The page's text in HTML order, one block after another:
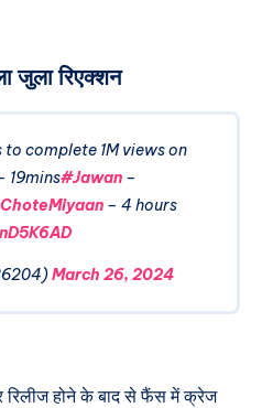
जुला रिएक्शन
complete 1M views on
19mins#Jawan –
– 4 hours
March 26, 2024
रिलीज होने के बाद से फैंस में क्रेज